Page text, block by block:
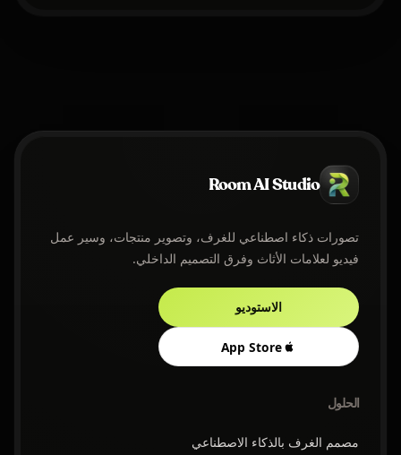
Room AI Studio
تصورات ذكاء اصطناعي للغرف، وتصوير منتجات، وسير عمل
فيديو لعلامات الأثاث وفرق التصميم الداخلي.
الاستوديو
App Store
الحلول
مصمم الغرف بالذكاء الاصطناعي